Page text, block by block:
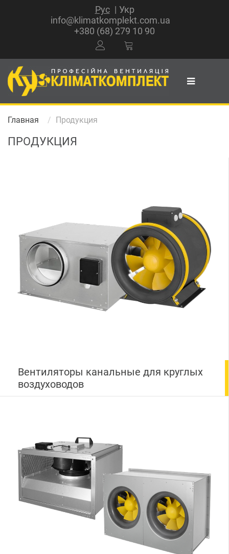
Рус
Укр
info@klimatkomplekt.com.ua
+380 (68) 279 10 90
Главная Продукция
ПРОДУКЦИЯ
Вентиляторы канальные для круглых
воздуховодов